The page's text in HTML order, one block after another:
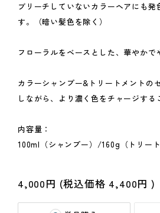
ブリーチしていないカラーヘアにも
す。（暗い髪色を除く）
フローラルをベースとした、華やかで
カラーシャンプー&トリートメントの
しながら、より濃く色をチャージする
内容量：
100ml（シャンプー）/160g（トリート
4,000円 (税込価格 4,400円 )